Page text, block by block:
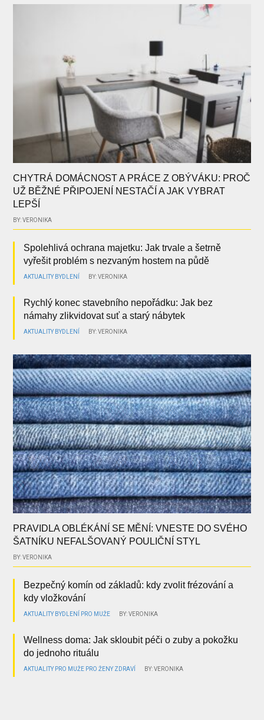
CHYTRÁ DOMÁCNOST A PRÁCE Z OBÝVÁKU: PROČ
UŽ BĚŽNÉ PŘIPOJENÍ NESTAČÍ A JAK VYBRAT
LEPŠÍ
BY: VERONIKA
Spolehlivá ochrana majetku: Jak trvale a šetrně
vyřešit problém s nezvaným hostem na půdě
AKTUALITY BYDLENÍ BY: VERONIKA
Rychlý konec stavebního nepořádku: Jak bez
námahy zlikvidovat suť a starý nábytek
AKTUALITY BYDLENÍ BY: VERONIKA
PRAVIDLA OBLÉKÁNÍ SE MĚNÍ: VNESTE DO SVÉHO
ŠATNÍKU NEFALŠOVANÝ POULIČNÍ STYL
BY: VERONIKA
Bezpečný komín od základů: kdy zvolit frézování a
kdy vložkování
AKTUALITY BYDLENÍ PRO MUŽE BY: VERONIKA
Wellness doma: Jak skloubit péči o zuby a pokožku
do jednoho rituálu
AKTUALITY PRO MUŽE PRO ŽENY ZDRAVÍ BY: VERONIKA